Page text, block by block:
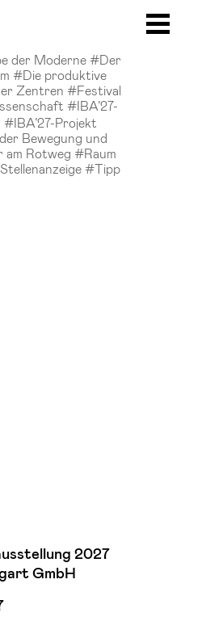
der Moderne #Der
#Die produktive
Zentren #Festival
#IBA’27-
#IBA’27-Projekt
Bewegung und
Rotweg #Raum
#Tipp
2027
GmbH